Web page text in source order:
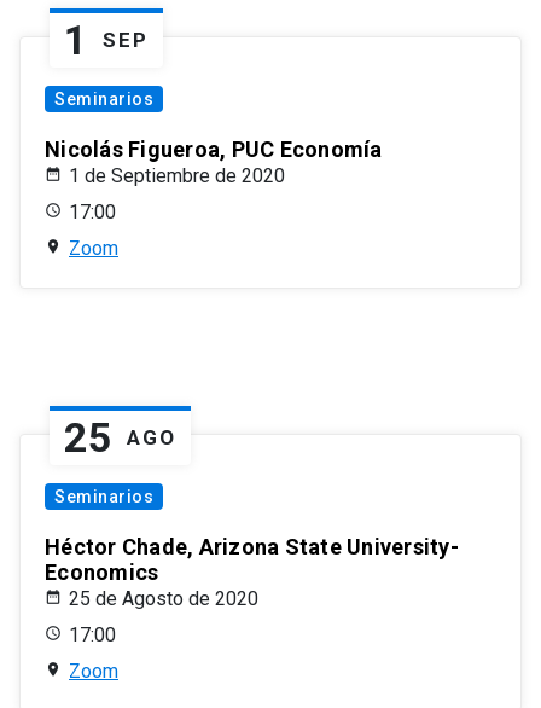
1 SEP
Seminarios
Nicolás Figueroa, PUC Economía
1 de Septiembre de 2020
17:00
Zoom
25 AGO
Seminarios
Héctor Chade, Arizona State University-
Economics
25 de Agosto de 2020
17:00
Zoom